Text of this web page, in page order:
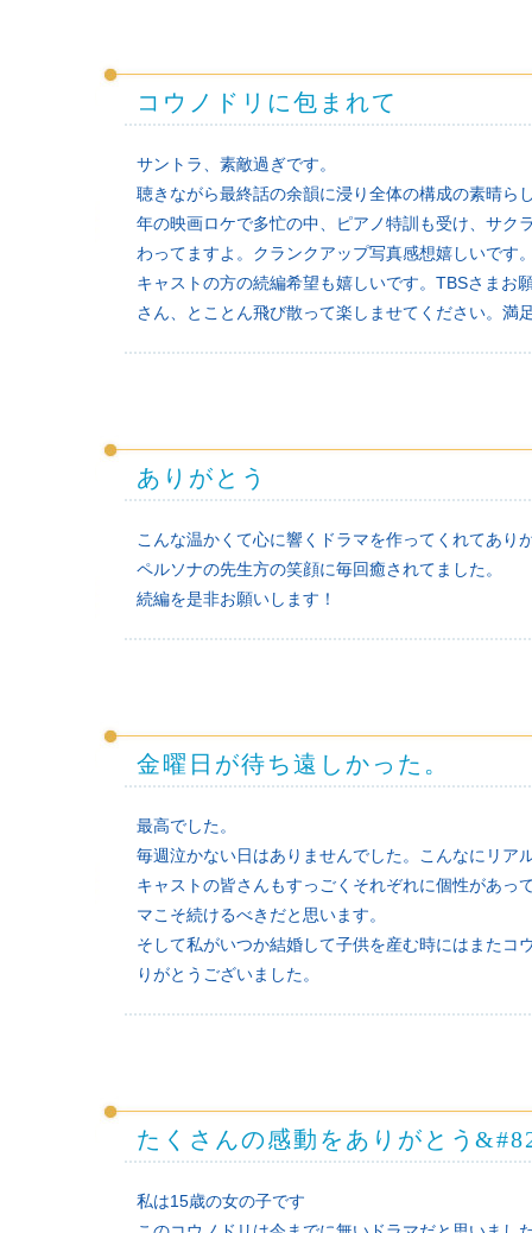
コウノドリに包まれて
サントラ、素敵過ぎです。
聴きながら最終話の余韻に浸り全体の構成の素晴ら
年の映画ロケで多忙の中、ピアノ特訓も受け、サク
わってますよ。クランクアップ写真感想嬉しいです
キャストの方の続編希望も嬉しいです。TBSさまお
さん、とことん飛び散って楽しませてください。満
ありがとう
こんな温かくて心に響くドラマを作ってくれてあ
ペルソナの先生方の笑顔に毎回癒されてました。
続編を是非お願いします！
金曜日が待ち遠しかった。
最高でした。
毎週泣かない日はありませんでした。こんなにリア
キャストの皆さんもすっごくそれぞれに個性があっ
マこそ続けるべきだと思います。
そして私がいつか結婚して子供を産む時にはまたコ
りがとうございました。
たくさんの感動をありがとう
私は15歳の女の子です